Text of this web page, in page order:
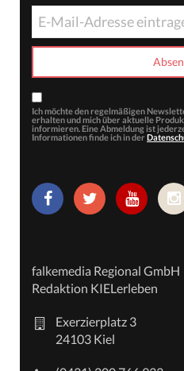
Ich möchte den regelmäßigen
erhalten und mich über aktuelle
informieren. Eine Abmeldung ist
Informationen finde ich in der
falkemedia Regional GmbH
Redaktion KIELerleben
Exerzierplatz 3
24103 Kiel